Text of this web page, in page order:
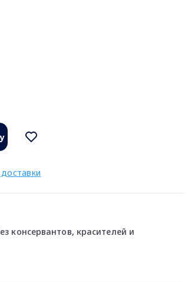
консервантов, красителей и